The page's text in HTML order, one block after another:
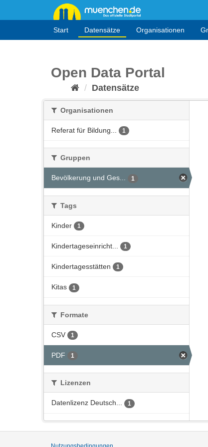
Start Datensätze Organisationen
Open Data Portal
Datensätze
Organisationen
Referat für Bildung... 1
Gruppen
Bevölkerung und Ges... 1
Tags
Kinder 1
Kindertageseinricht... 1
Kindertagesstätten 1
Kitas 1
Formate
CSV 1
PDF 1
Lizenzen
Datenlizenz Deutsch... 1